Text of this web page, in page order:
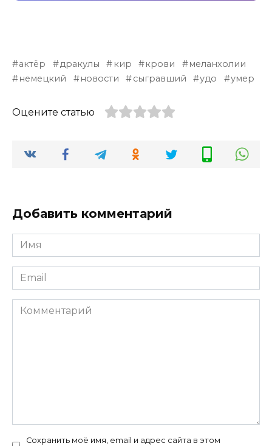
актёр дракулы кир крови
меланхолии
немецкий
новости сыгравший удо умер
Оцените статью
Добавить комментарий
Имя
*
Email
*
Комментарий
Сохранить моё имя, email и адрес сайта в этом